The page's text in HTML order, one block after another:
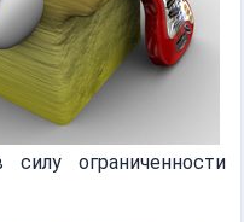
силу ограниченности